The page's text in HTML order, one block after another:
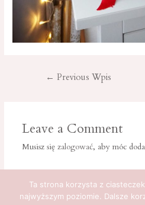
Nawigacja
← Previous Wpis
Leave a Comment
Musisz się zalogować, aby móc
Ta strona korzysta z
najwyższym poziomie. Dalsze